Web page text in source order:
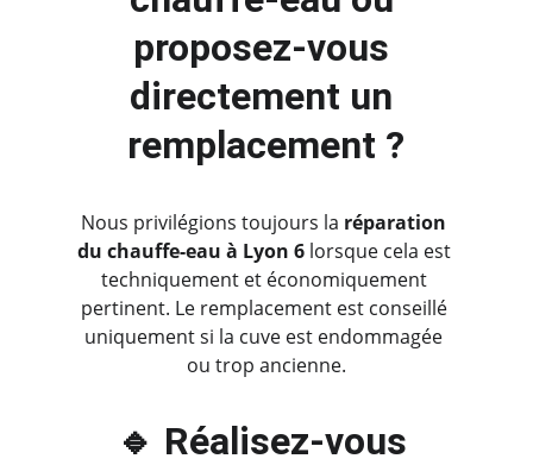
proposez-vous
directement un
remplacement ?
Nous privilégions toujours la réparation
du chauffe-eau à Lyon 6 lorsque cela est
techniquement et économiquement
pertinent. Le remplacement est conseillé
uniquement si la cuve est endommagée
ou trop ancienne.
🔹 Réalisez-vous